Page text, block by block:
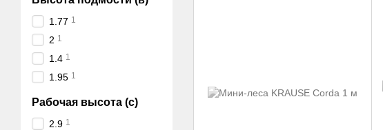
1.77 1
2 1
1.4 1
1.95 1
Рабочая высота (с)
2.9 1